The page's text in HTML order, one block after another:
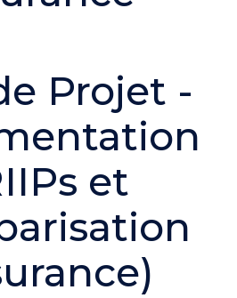
Projet -
et